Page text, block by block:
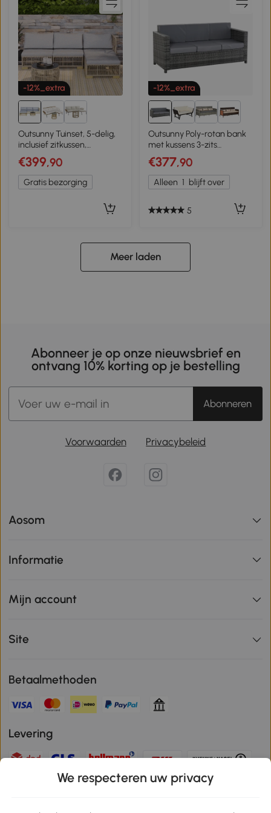
-12%_extra
Outsunny Tuinset, 5-delig,
inclusief zitkussen,
kunstrotan, roestvrijstalen
frame, lichtgrijs
€399,90
Gratis bezorging
-12%_extra
1+
Outsunny Poly-rotan bank
met kussens 3-zits
loungebank tuin metaal
polyester grijs
€377,90
Alleen 1 blijft over
5
Meer laden
Abonneer je op onze nieuwsbrief en
ontvang 10% korting op je bestelling
Abonneren
Voorwaarden Privacybeleid
Aosom
Informatie
Mijn account
Site
Betaalmethoden
Levering
We respecteren uw privacy